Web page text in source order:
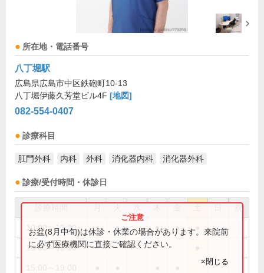
所在地・電話番号
八丁堀駅
広島県広島市中区鉄砲町10-13
八丁堀伊藤久芳堂ビル4F [地図]
082-554-0407
診療科目
肛門外科 内科 外科 消化器内科 消化器外科
診療/受付時間・休診日
祝
10:00～13:00 ● ● ● ●
15:00～18:00
お盆(8月中旬)は休診・休業の場合があります。来院前
に必ず医療機関に直接ご確認ください。
×閉じる